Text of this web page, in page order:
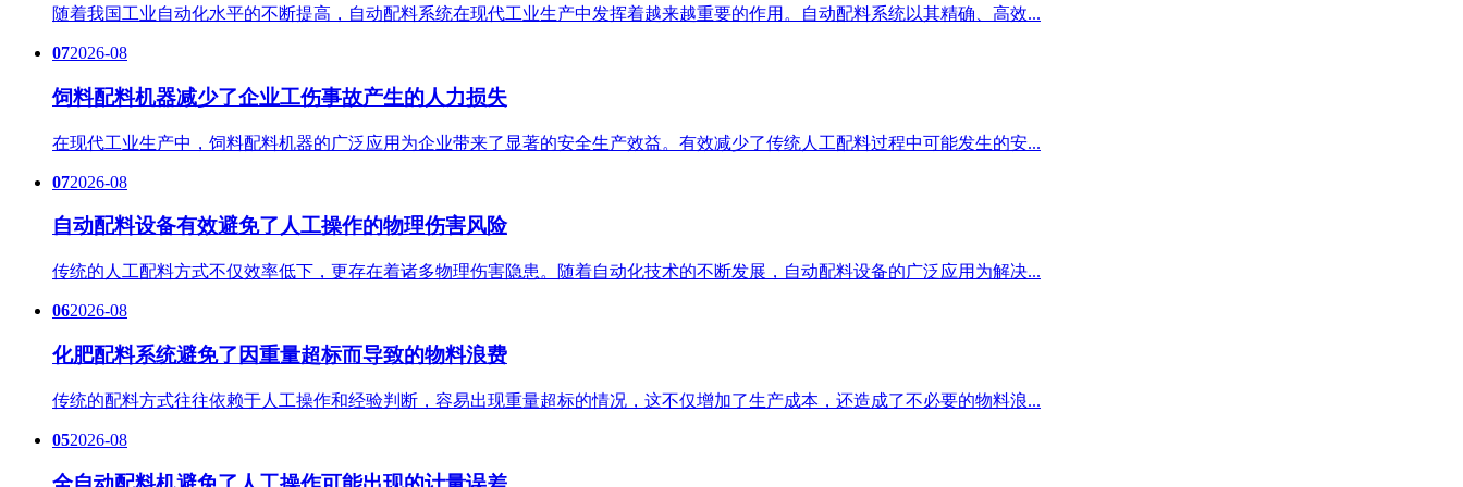
随着我国工业自动化水平的不断提高，自动配料系统在现代工业生产中发挥着越来越重要的作用。自动配料系统以其精确、高效...
072026-08
饲料配料机器减少了企业工伤事故产生的人力损失
在现代工业生产中，饲料配料机器的广泛应用为企业带来了显著的安全生产效益。有效减少了传统人工配料过程中可能发生的安...
072026-08
自动配料设备有效避免了人工操作的物理伤害风险
传统的人工配料方式不仅效率低下，更存在着诸多物理伤害隐患。随着自动化技术的不断发展，自动配料设备的广泛应用为解决...
062026-08
化肥配料系统避免了因重量超标而导致的物料浪费
传统的配料方式往往依赖于人工操作和经验判断，容易出现重量超标的情况，这不仅增加了生产成本，还造成了不必要的物料浪...
052026-08